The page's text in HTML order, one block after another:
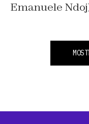
Emanuele